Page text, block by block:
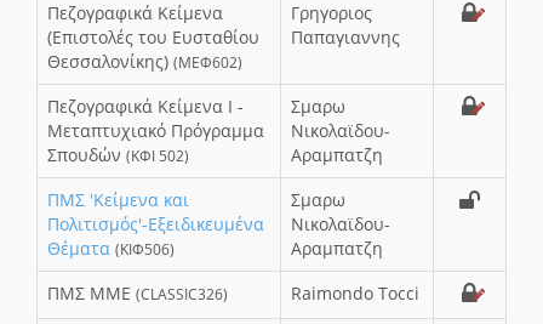
Πεζογραφικά Κείμενα
(Επιστολές του Ευσταθίου
Θεσσαλονίκης) (ΜΕΦ602)
Γρηγοριος
Παπαγιαννης
Πεζογραφικά Κείμενα Ι -
Μεταπτυχιακό Πρόγραμμα
Σπουδών (ΚΦΙ 502)
Σμαρω
Νικολαϊδου-
Αραμπατζη
ΠΜΣ 'Κείμενα και
Πολιτισμός'-Εξειδικευμένα
Θέματα (ΚΙΦ506)
Σμαρω
Νικολαϊδου-
Αραμπατζη
ΠΜΣ ΜΜΕ (CLASSIC326) Raimondo Tocci